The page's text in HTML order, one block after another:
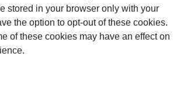
stored in your browser only with your
the option to opt-out of these cookies.
of these cookies may have an effect on